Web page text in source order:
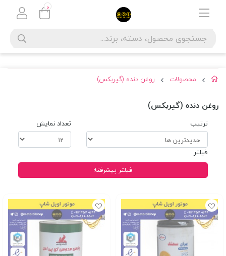
محصولات روغن دنده (گیربکس)
روغن دنده (گیربکس)
ترتیب تعداد نمایش
فیلتر
فیلتر پیشرفته
0